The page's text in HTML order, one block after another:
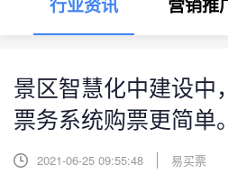
行业资讯 营销推
景区智慧化中建设中
票务系统购票更简单。
2021-06-25 09:55:48 易买票